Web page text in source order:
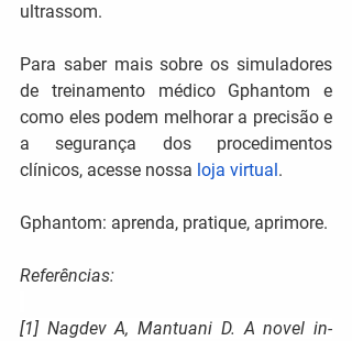
ultrassom.
Para saber mais sobre os simuladores
de treinamento médico Gphantom e
como eles podem melhorar a precisão e
a segurança dos procedimentos
clínicos, acesse nossa loja virtual .
Gphantom: aprenda, pratique, aprimore.
Referências:
[1] Nagdev A, Mantuani D. A novel in-